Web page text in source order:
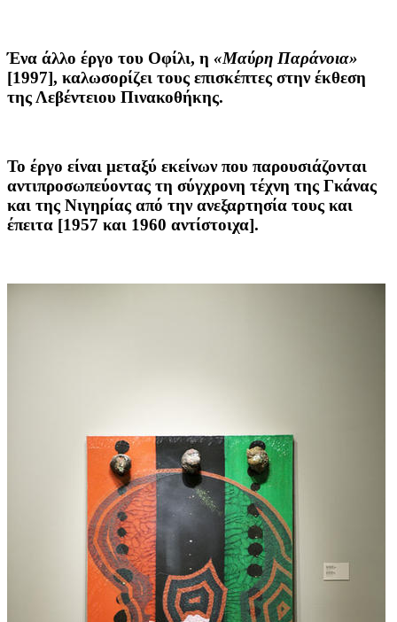
Ένα άλλο έργο του Οφίλι, η «Μαύρη Παράνοια»
[1997], καλωσορίζει τους επισκέπτες στην έκθεση
της Λεβέντειου Πινακοθήκης.
Το έργο είναι μεταξύ εκείνων που παρουσιάζονται
αντιπροσωπεύοντας τη σύγχρονη τέχνη της Γκάνας
και της Νιγηρίας από την ανεξαρτησία τους και
έπειτα [1957 και 1960 αντίστοιχα].